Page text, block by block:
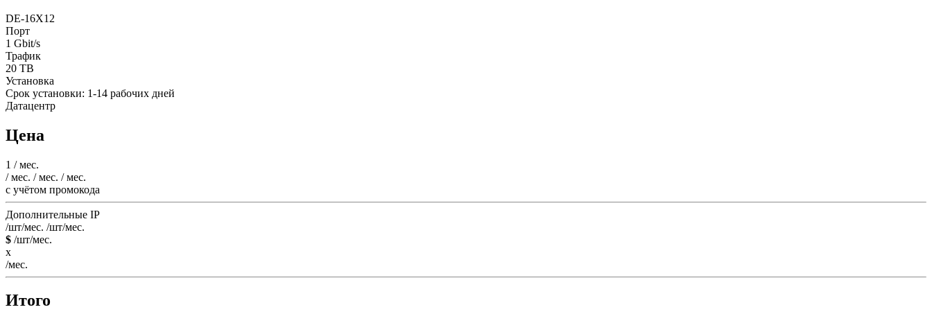
DE-16X12
Порт
1 Gbit/s
Трафик
20 TB
Установка
Срок установки: 1-14 рабочих дней
Датацентр
Цена
1 / мес.
/ мес. / мес. / мес.
c учётом промокода
Дополнительные IP
/шт/мес. /шт/мес.
$ /шт/мес.
x
/мес.
Итого